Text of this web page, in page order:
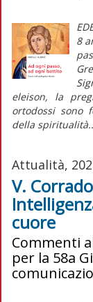
8
eleison, la
ortodossi sono
della
Attualità,
V.
cuore
Commenti
per la 58a